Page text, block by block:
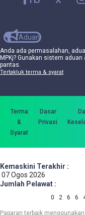
Aduan
Anda ada permasalahan,
MPKj? Gunakan sistem
pantas.
Tertakluk terma & syarat
Terma
&
Syarat
Dasar
Privasi
Kemaskini Terakhir :
07 Ogos 2026
Jumlah Pelawat :
0 2 6 6
Paparan terbaik